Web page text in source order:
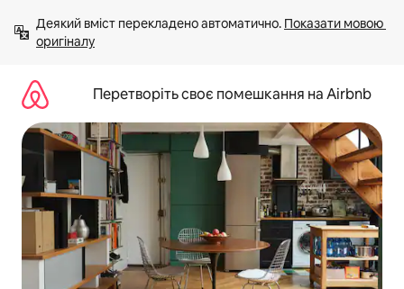
вмісту
Деякий вміст перекладено автоматично. Показати мовою
оригіналу
Перетворіть своє помешкання на Airbnb